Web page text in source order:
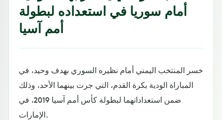
أمام سوريا في استعداده لبطولة
أمم آسيا
خسر المنتخب اليمني أمام نظيره السوري بهدف وحيد، في
المباراة الودية بكرة القدم، التي جرت بينهما الأحد، وذلك
ضمن استعداداتهما لبطولة كأس أمم آسيا 2019، في
الإمارات.